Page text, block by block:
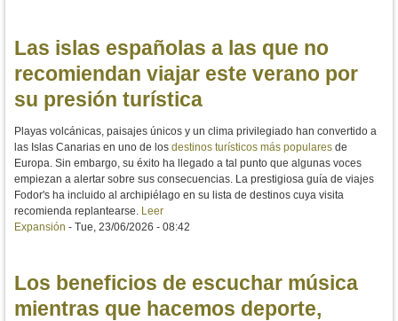
Las islas españolas a las que no
recomiendan viajar este verano por
su presión turística
Playas volcánicas, paisajes únicos y un clima privilegiado han convertido a
las Islas Canarias en uno de los destinos turísticos más populares de
Europa. Sin embargo, su éxito ha llegado a tal punto que algunas voces
empiezan a alertar sobre sus consecuencias. La prestigiosa guía de viajes
Fodor's ha incluido al archipiélago en su lista de destinos cuya visita
recomienda replantearse. Leer
Expansión - Tue, 23/06/2026 - 08:42
Los beneficios de escuchar música
mientras que hacemos deporte,